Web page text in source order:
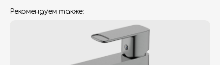
Рекомендуем также:
Дизайнерам